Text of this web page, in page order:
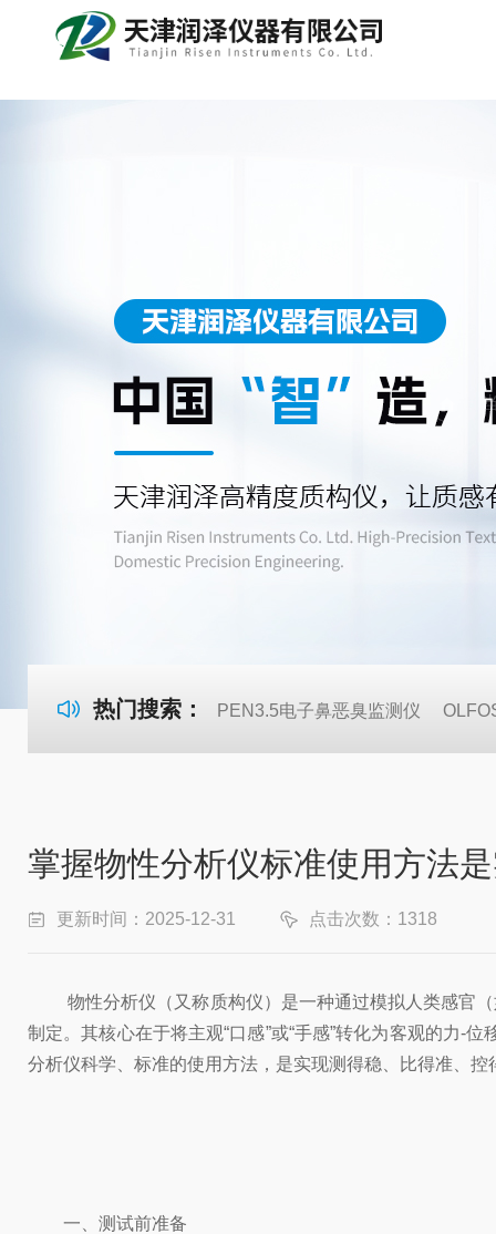
热门搜索： PEN3.5电子鼻恶臭监测仪
掌握物性分析仪标准使用方法
更新时间：2025-12-31 点击次数：1318
物性分析仪（又称质构仪）是一种通过模拟人类感官（
制定。其核心在于将主观“口感”或“手感”转化为客观的力-
分析仪科学、标准的使用方法，是实现测得稳、比得准、控
一、测试前准备